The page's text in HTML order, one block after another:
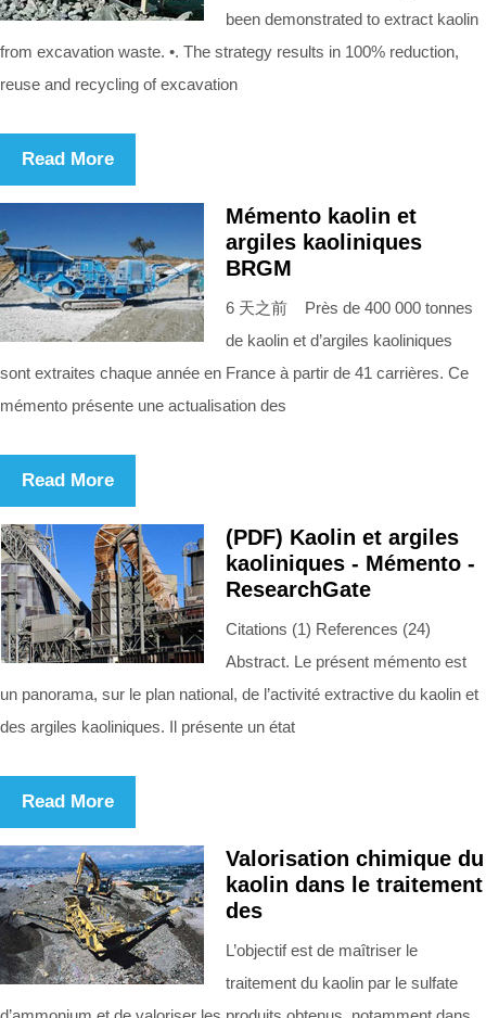
been demonstrated to extract kaolin
from excavation waste. •. The strategy results in 100% reduction,
reuse and recycling of excavation
Read More
Mémento kaolin et
argiles kaoliniques
BRGM
6 天之前 Près de 400 000 tonnes
de kaolin et d’argiles kaoliniques
sont extraites chaque année en France à partir de 41 carrières. Ce
mémento présente une actualisation des
Read More
(PDF) Kaolin et argiles
kaoliniques - Mémento -
ResearchGate
Citations (1) References (24)
Abstract. Le présent mémento est
un panorama, sur le plan national, de l’activité extractive du kaolin et
des argiles kaoliniques. Il présente un état
Read More
Valorisation chimique du
kaolin dans le traitement
des
L’objectif est de maîtriser le
traitement du kaolin par le sulfate